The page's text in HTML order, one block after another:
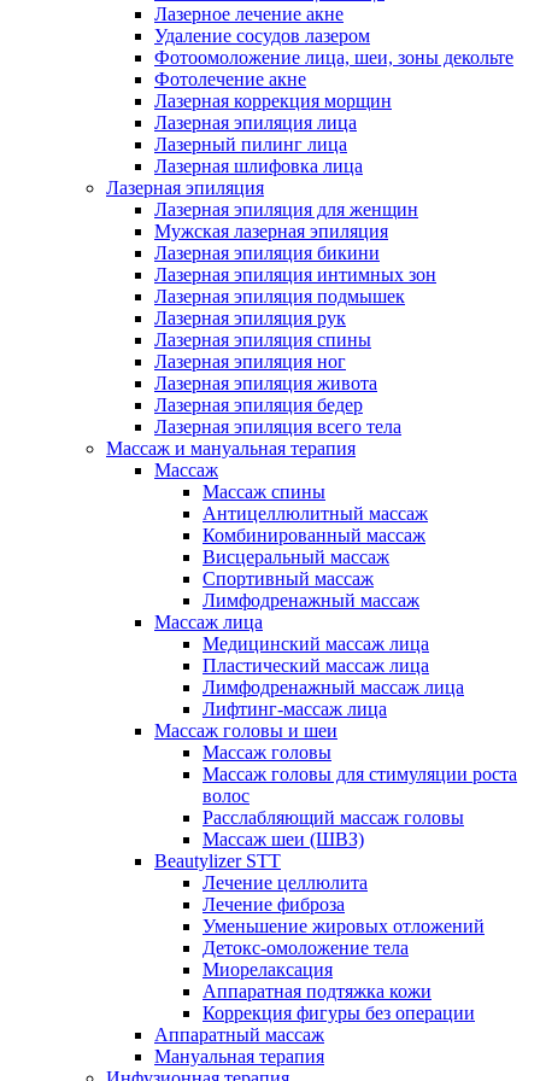
Лазерное лечение акне
Удаление сосудов лазером
Фотоомоложение лица, шеи, зоны декольте
Фотолечение акне
Лазерная коррекция морщин
Лазерная эпиляция лица
Лазерный пилинг лица
Лазерная шлифовка лица
Лазерная эпиляция
Лазерная эпиляция для женщин
Мужская лазерная эпиляция
Лазерная эпиляция бикини
Лазерная эпиляция интимных зон
Лазерная эпиляция подмышек
Лазерная эпиляция рук
Лазерная эпиляция спины
Лазерная эпиляция ног
Лазерная эпиляция живота
Лазерная эпиляция бедер
Лазерная эпиляция всего тела
Массаж и мануальная терапия
Массаж
Массаж спины
Антицеллюлитный массаж
Комбинированный массаж
Висцеральный массаж
Спортивный массаж
Лимфодренажный массаж
Массаж лица
Медицинский массаж лица
Пластический массаж лица
Лимфодренажный массаж лица
Лифтинг-массаж лица
Массаж головы и шеи
Массаж головы
Массаж головы для стимуляции роста
волос
Расслабляющий массаж головы
Массаж шеи (ШВЗ)
Beautylizer STT
Лечение целлюлита
Лечение фиброза
Уменьшение жировых отложений
Детокс-омоложение тела
Миорелаксация
Аппаратная подтяжка кожи
Коррекция фигуры без операции
Аппаратный массаж
Мануальная терапия